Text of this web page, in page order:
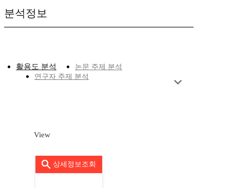
분석정보
활용도 분석
논문 주제 분석
연구자 주제 분석
View
상세정보조회